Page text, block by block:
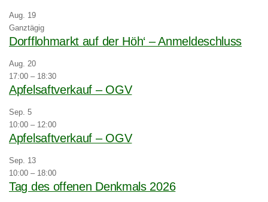
Aug. 19
Ganztägig
Dorfflohmarkt auf der Höh‘ – Anmeldeschluss
Aug. 20
17:00 – 18:30
Apfelsaftverkauf – OGV
Sep. 5
10:00 – 12:00
Apfelsaftverkauf – OGV
Sep. 13
10:00 – 18:00
Tag des offenen Denkmals 2026